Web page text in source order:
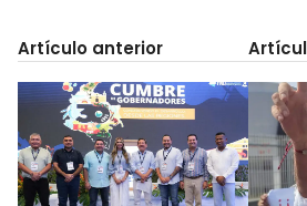
Artículo anterior